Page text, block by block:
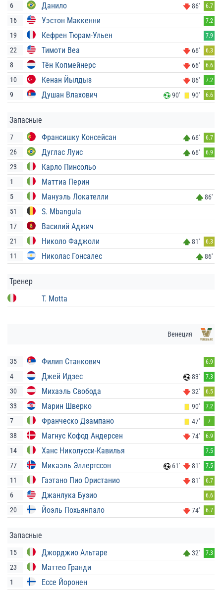
6 Данило 86' 6.7
16 Уэстон Маккенни 7.2
19 Кефрен Тюрам-Ульен 7.9
22 Тимоти Веа 66' 6.3
8 Тён Копмейнерс 66' 6.6
10 Кенан Йылдыз 86' 7.2
9 Душан Влахович 90' 90' 6.6
Запасные
7 Франсишку Консейсан 66' 6.7
26 Дуглас Луис 66' 6.9
23 Карло Пинсольо
1 Маттиа Пeрин
5 Мануэль Локателли
86'
51
S. Mbangula
17 Василий Аджич
21 Николо Фаджоли 81' 6.3
11 Николас Гонсалес 86'
Тренер
T. Motta
Венеция
35 Филип Станкович 6.9
4 Джей Идзес 83' 7.3
30 Михаэль Свобода 32' 6.5
33 Марин Шверко 90' 7.2
7 Франческо Дзампано 47' 7
38 Магнус Кофод Андерсен 74' 6.9
14 Ханс Николусси-Кавилья 7.5
77 Микаэль Эллертссон 61' 81' 7.5
11 Гаэтано Пио Ористанио 81' 6.7
6 Джанлука Бузио 6.6
20 Йоэль Похьянпало 74' 6.7
Запасные
15 Джорджио Альтаре 32' 7.3
23 Маттео Гранди
1 Ессе Йоронен